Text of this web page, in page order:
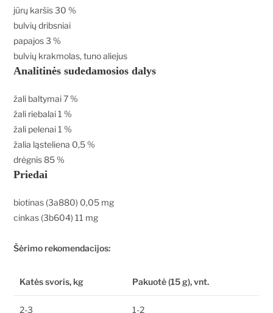
jūrų karšis 30 %
bulvių dribsniai
papajos 3 %
bulvių krakmolas, tuno aliejus
Analitinės sudedamosios dalys
žali baltymai 7 %
žali riebalai 1 %
žali pelenai 1 %
žalia ląsteliena 0,5 %
drėgnis 85 %
Priedai
biotinas (3a880) 0,05 mg
cinkas (3b604) 11 mg
Šėrimo rekomendacijos:
Katės svoris, kg Pakuotė (15 g), vnt.
2-3 1-2